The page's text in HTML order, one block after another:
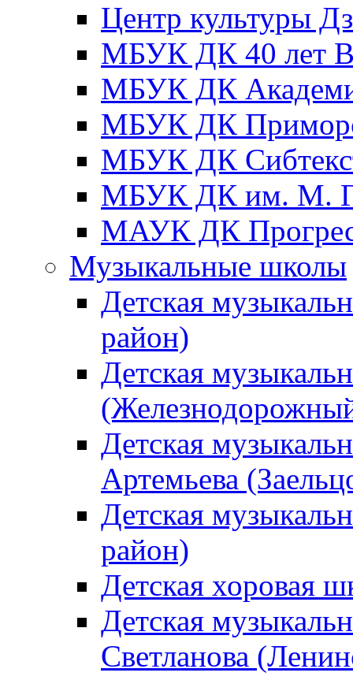
Центр культуры
МБУК ДК 40 лет
МБУК ДК
МБУК ДК
МБУК ДК
МБУК ДК им. М.
МАУК ДК
Музыкальные школы
Детская
район)
Детская
Детская
Артемьева
Детская
район)
Детская хоровая
Детская
Светланова